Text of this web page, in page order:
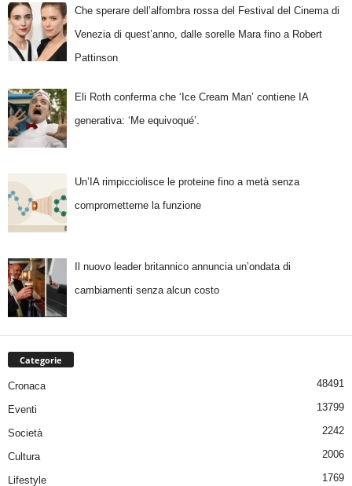
Che sperare dell’alfombra rossa del Festival del Cinema di
Venezia di quest’anno, dalle sorelle Mara fino a Robert
Pattinson
Eli Roth conferma che ‘Ice Cream Man’ contiene IA
generativa: ‘Me equivoqué’.
Un’IA rimpicciolisce le proteine fino a metà senza
comprometterne la funzione
Il nuovo leader britannico annuncia un’ondata di
cambiamenti senza alcun costo
Categorie
Cronaca 48491
Eventi 13799
Società 2242
Cultura 2006
Lifestyle 1769